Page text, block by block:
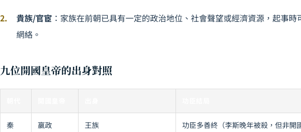
貴族/官宦 ：家族在前朝已具有一定的政治地位、社會聲望或經濟資源，起事
網絡。
九位開國皇帝的出身對照
秦 嬴政 王族 功臣多善終（李斯晚年被殺，但非開